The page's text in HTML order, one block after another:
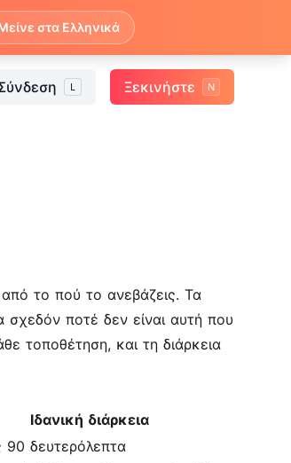
L Ξεκινήστε N
από το πού το ανεβάζεις. Τα
σχεδόν ποτέ δεν είναι αυτή που
τοποθέτηση, και τη διάρκεια
Ιδανική διάρκεια
δευτερόλεπτα
στα Ελληνικά